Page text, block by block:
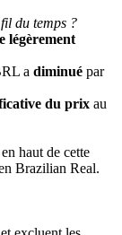
en espèces
du temps ?
légèrement
a diminué par
du prix au
en haut de cette
Brazilian Real.